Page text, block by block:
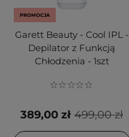
PROMOCJA
Garett Beauty - Cool IPL -
Depilator z Funkcją
Chłodzenia - 1szt
499,00 zł
389,00 zł